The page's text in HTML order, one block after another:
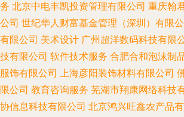
务 北京中电丰凯投资管理有限公司 重庆翰
公司 世纪华人财富基金管理（深圳）有限公
有限公司 美术设计 广州超洋数码科技有限
技有限公司 软件技术服务 合肥合和泡沫制
服饰有限公司 上海彦阳装饰材料有限公司
限公司 教育咨询服务 芜湖市翔康网络科技
协信息科技有限公司 北京鸿兴旺鑫农产品